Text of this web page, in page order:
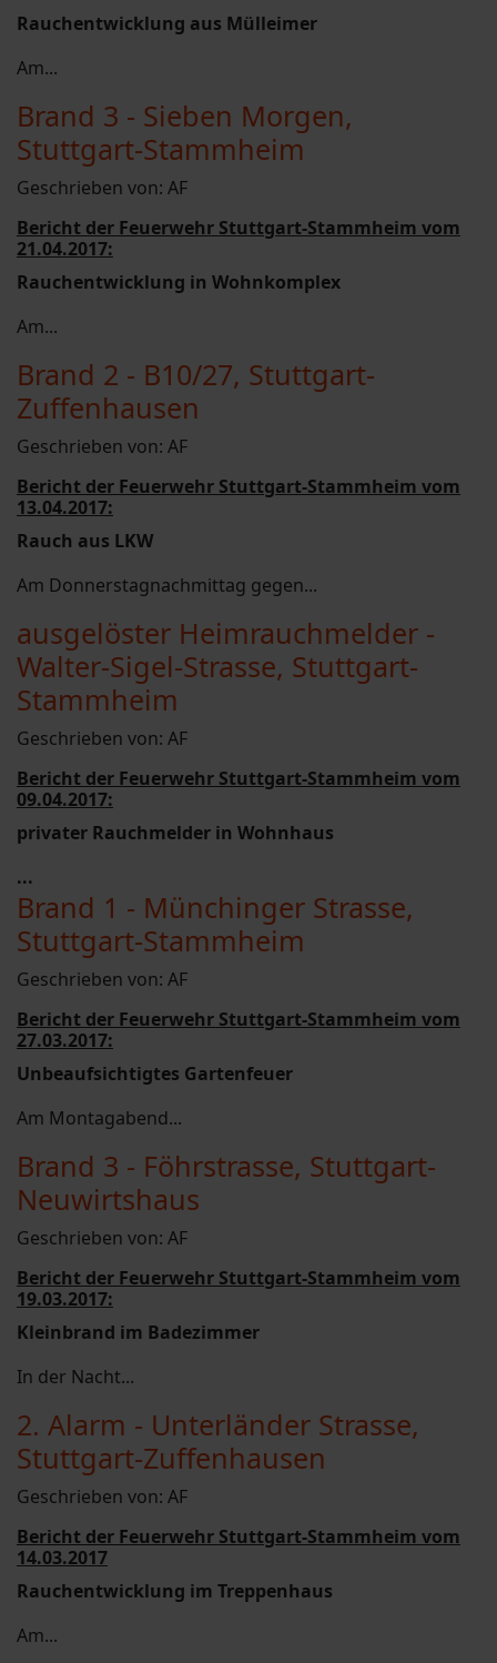
Rauchentwicklung aus Mülleimer
Am...
Brand 3 - Sieben Morgen,
Stuttgart-Stammheim
Geschrieben von: AF
Bericht der Feuerwehr Stuttgart-Stammheim vom
21.04.2017:
Rauchentwicklung in Wohnkomplex
Am...
Brand 2 - B10/27, Stuttgart-
Zuffenhausen
Geschrieben von: AF
Bericht der Feuerwehr Stuttgart-Stammheim vom
13.04.2017:
Rauch aus LKW
Am Donnerstagnachmittag gegen...
ausgelöster Heimrauchmelder -
Walter-Sigel-Strasse, Stuttgart-
Stammheim
Geschrieben von: AF
Bericht der Feuerwehr Stuttgart-Stammheim vom
09.04.2017:
privater Rauchmelder in Wohnhaus
...
Brand 1 - Münchinger Strasse,
Stuttgart-Stammheim
Geschrieben von: AF
Bericht der Feuerwehr Stuttgart-Stammheim vom
27.03.2017:
Unbeaufsichtigtes Gartenfeuer
Am Montagabend...
Brand 3 - Föhrstrasse, Stuttgart-
Neuwirtshaus
Geschrieben von: AF
Bericht der Feuerwehr Stuttgart-Stammheim vom
19.03.2017:
Kleinbrand im Badezimmer
In der Nacht...
2. Alarm - Unterländer Strasse,
Stuttgart-Zuffenhausen
Geschrieben von: AF
Bericht der Feuerwehr Stuttgart-Stammheim vom
14.03.2017
Rauchentwicklung im Treppenhaus
Am...